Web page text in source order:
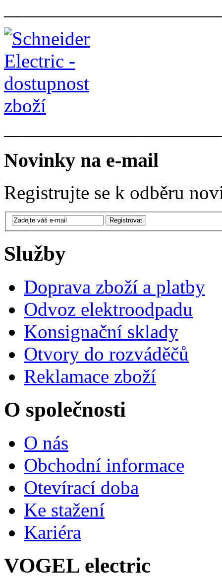
Novinky na e-mail
Registrujte se k odběru
Služby
Doprava zboží a platby
Odvoz elektroodpadu
Konsignační sklady
Otvory do rozváděčů
Reklamace zboží
O společnosti
O nás
Obchodní informace
Otevírací doba
Ke stažení
Kariéra
VOGEL electric